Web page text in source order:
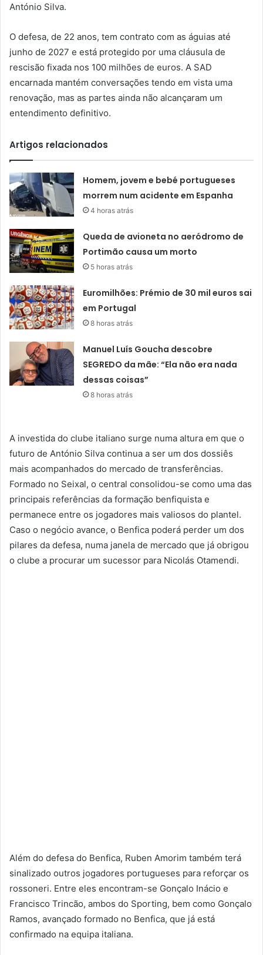
António Silva.
O defesa, de 22 anos, tem contrato com as águias até
junho de 2027 e está protegido por uma cláusula de
rescisão fixada nos 100 milhões de euros. A SAD
encarnada mantém conversações tendo em vista uma
renovação, mas as partes ainda não alcançaram um
entendimento definitivo.
Artigos relacionados
Homem, jovem e bebé portugueses
morrem num acidente em Espanha
4 horas atrás
Queda de avioneta no aeródromo de
Portimão causa um morto
5 horas atrás
Euromilhões: Prémio de 30 mil euros sai
em Portugal
8 horas atrás
Manuel Luís Goucha descobre
SEGREDO da mãe: “Ela não era nada
dessas coisas”
8 horas atrás
A investida do clube italiano surge numa altura em que o
futuro de António Silva continua a ser um dos dossiês
mais acompanhados do mercado de transferências.
Formado no Seixal, o central consolidou-se como uma das
principais referências da formação benfiquista e
permanece entre os jogadores mais valiosos do plantel.
Caso o negócio avance, o Benfica poderá perder um dos
pilares da defesa, numa janela de mercado que já obrigou
o clube a procurar um sucessor para Nicolás Otamendi.
Além do defesa do Benfica, Ruben Amorim também terá
sinalizado outros jogadores portugueses para reforçar os
rossoneri. Entre eles encontram-se Gonçalo Inácio e
Francisco Trincão, ambos do Sporting, bem como Gonçalo
Ramos, avançado formado no Benfica, que já está
confirmado na equipa italiana.